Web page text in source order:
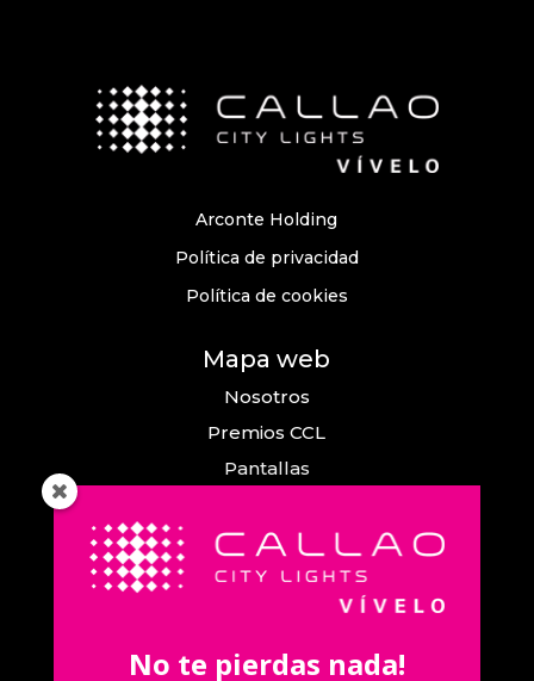
Arconte Holding
Política de privacidad
Política de cookies
Mapa web
Nosotros
Premios CCL
Pantallas
Comunicación
Callao City Arts
Contacta con nosotros
No te pierdas nada!